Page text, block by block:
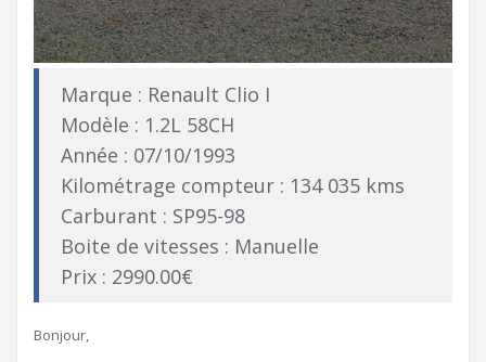
Marque : Renault Clio I
Modèle : 1.2L 58CH
Année : 07/10/1993
Kilométrage compteur : 134 035 kms
Carburant : SP95-98
Boite de vitesses : Manuelle
Prix : 2990.00€
Bonjour,